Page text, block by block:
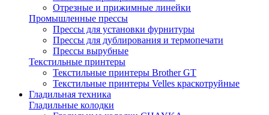
Отрезные и прижимные линейки
Промышленные прессы
Прессы для установки фурнитуры
Прессы для дублирования и термопечати
Прессы вырубные
Текстильные принтеры
Текстильные принтеры Brother GT
Текстильные принтеры Velles краскотруйные
Гладильная техника
Гладильные колодки